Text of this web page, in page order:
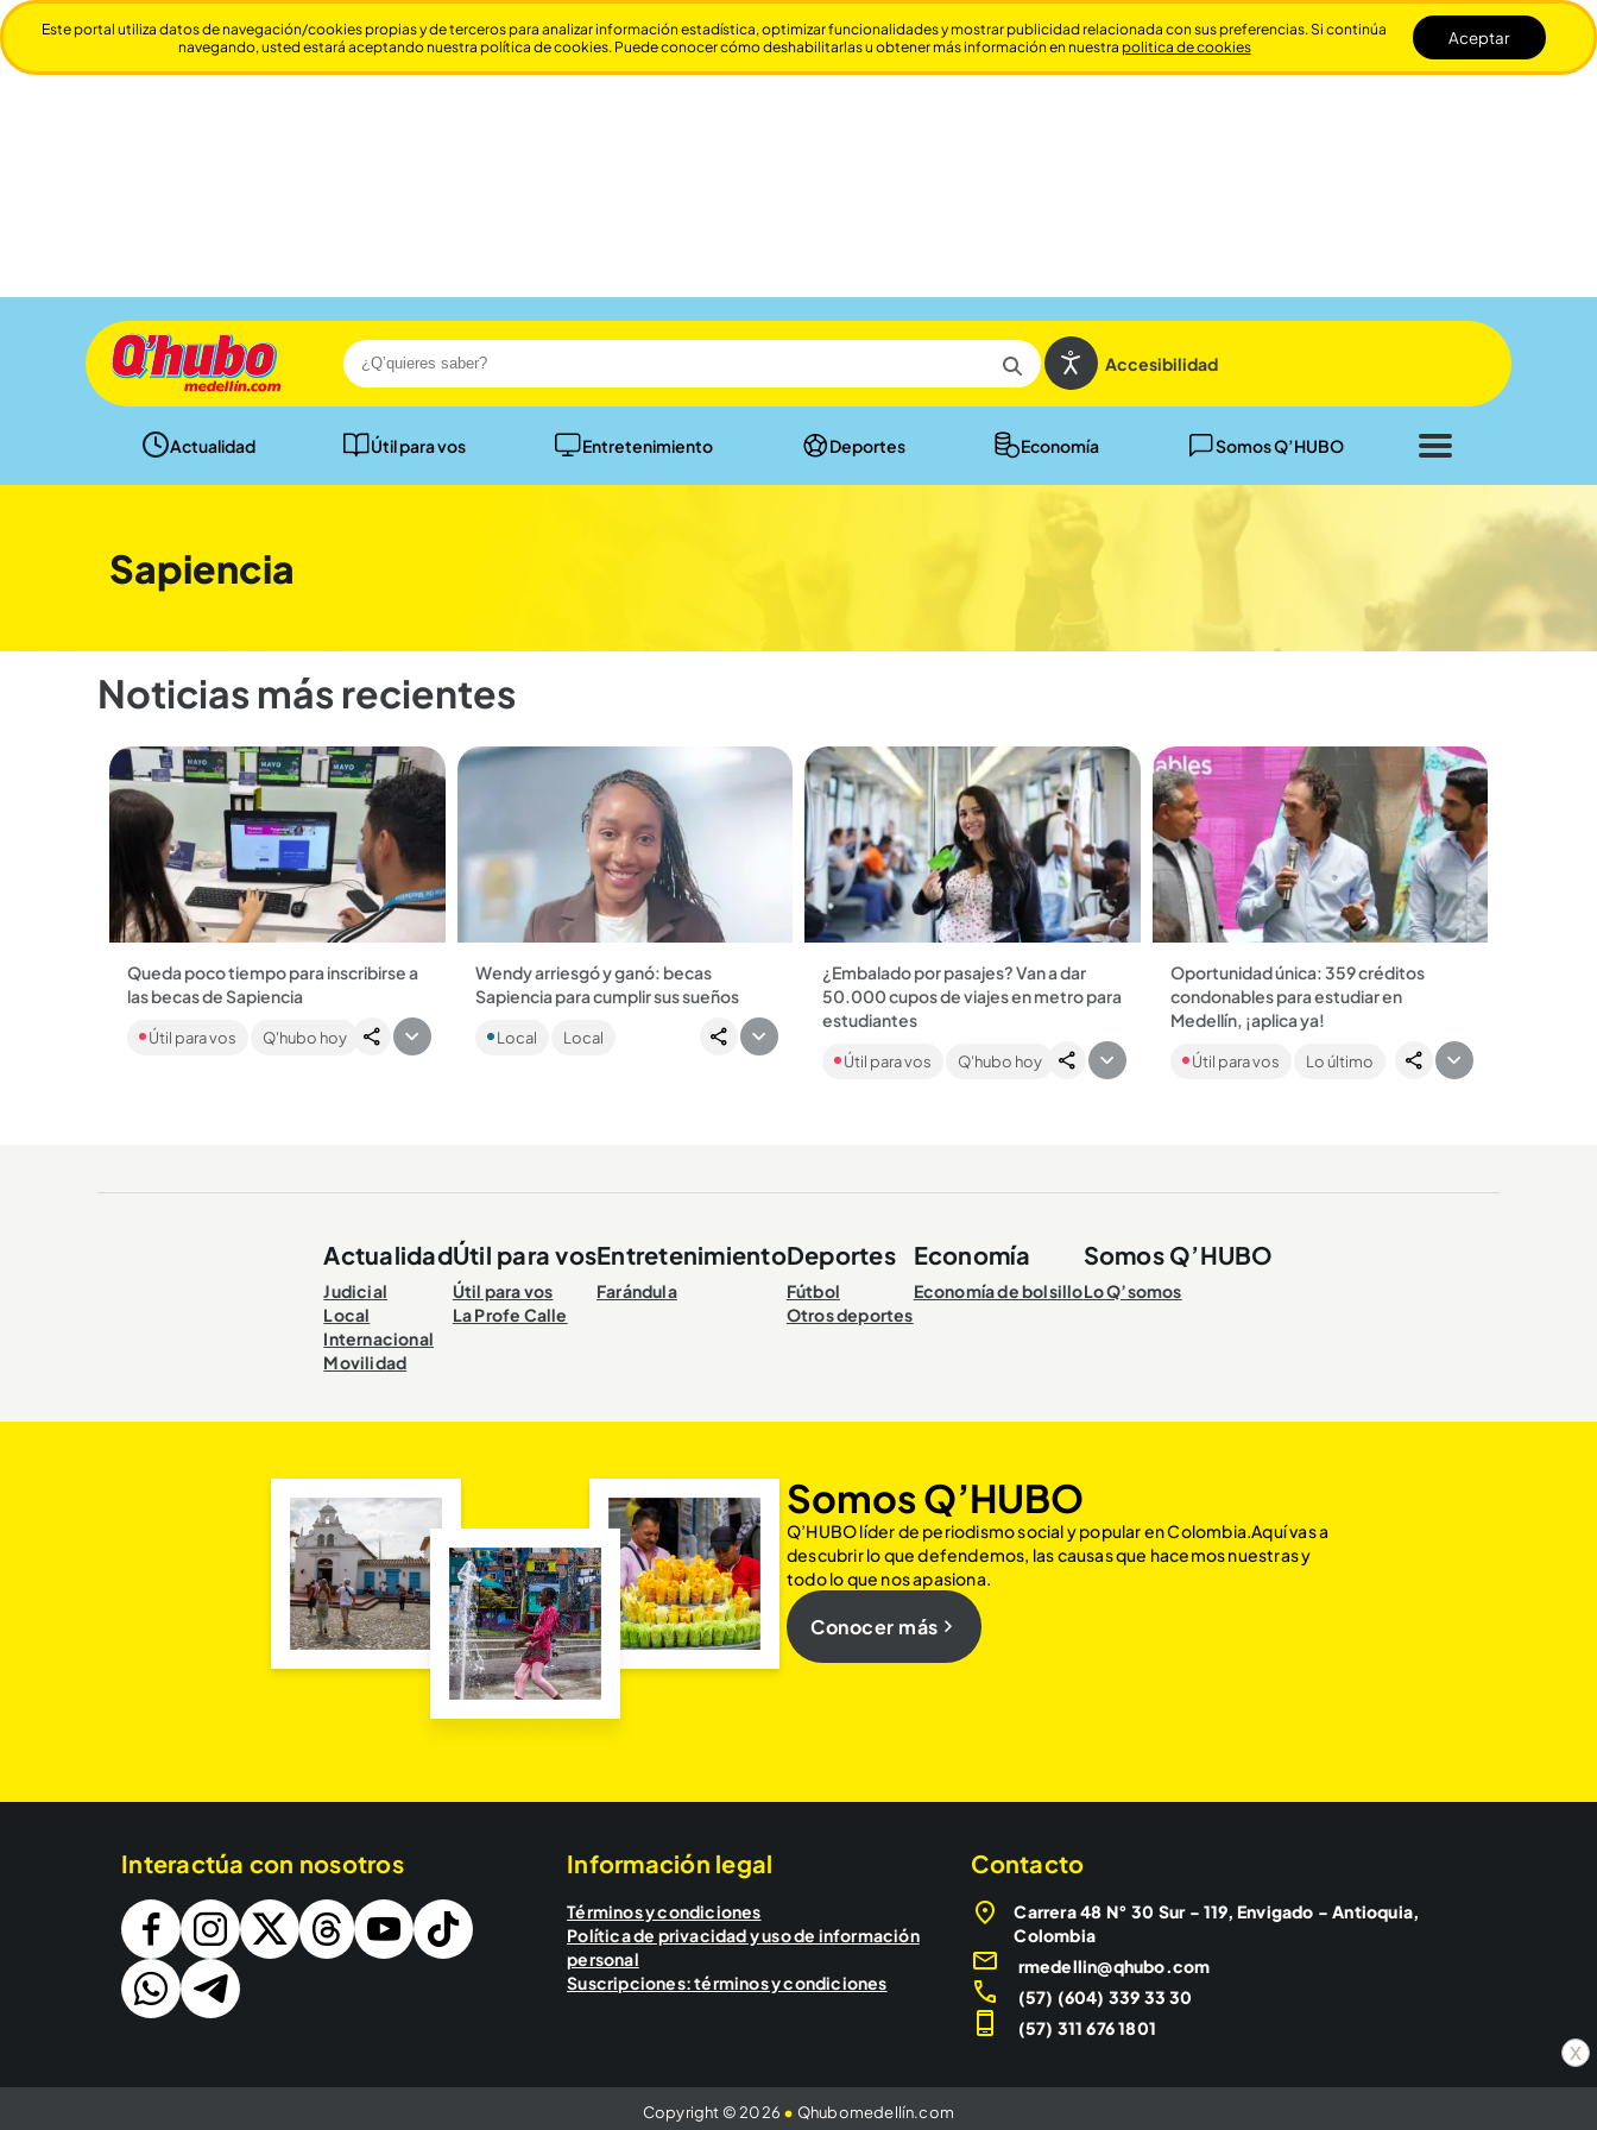
x
Accesibilidad
Actualidad Útil para vos Entretenimiento Deportes Economía Somos Q’HUBO
Cerrar
Sapiencia
Noticias más recientes
Queda poco tiempo para inscribirse a
las becas de Sapiencia
Hay 1300 becas que hacen parte de
una convocatoria de educación
Útil para vos Q'hubo hoy
Wendy arriesgó y ganó: becas
Sapiencia para cumplir sus sueños
La joven de Buenos Aires aprovechó la
beca que le otorgó Sapiencia y está a
Local Local
¿Embalado por pasajes? Van a dar
50.000 cupos de viajes en metro para
estudiantes
2026, podrán postularse al tiquete
Metro a solo $ 1600 por viaje. Acá toda
Útil para vos Q'hubo hoy
Oportunidad única: 359 créditos
condonables para estudiar en
Medellín, ¡aplica ya!
La Alcaldía de Medellín lanzó una nueva
convocatoria de los Fondos Sapiencia
para que más jóvenes puedan cumplir
Útil para vos Lo último
Actualidad
Judicial
Local
Internacional
Movilidad
Útil para vos
Útil para vos
La Profe Calle
Entretenimiento
Farándula
Deportes
Fútbol
Otros deportes
Economía
Economía de bolsillo
Somos Q’HUBO
Lo Q’somos
Somos Q’HUBO
Q’HUBO líder de periodismo social y popular en Colombia.Aquí vas a
descubrir lo que defendemos, las causas que hacemos nuestras y
todo lo que nos apasiona.
Conocer más
Interactúa con nosotros Información legal
Términos y condiciones
Política de privacidad y uso de información
personal
Suscripciones: términos y condiciones
Contacto
Carrera 48 N° 30 Sur - 119, Envigado - Antioquia,
Colombia
rmedellin@qhubo.com
(57) (604) 339 33 30
(57) 311 676 1801
Copyright © 2026 • Qhubomedellín.com
Este portal utiliza datos de navegación/cookies propias y de terceros para analizar información estadística, optimizar funcionalidades y mostrar publicidad relacionada con sus preferencias. Si continúa
navegando, usted estará aceptando nuestra política de cookies. Puede conocer cómo deshabilitarlas u obtener más información en nuestra politica de cookies Aceptar